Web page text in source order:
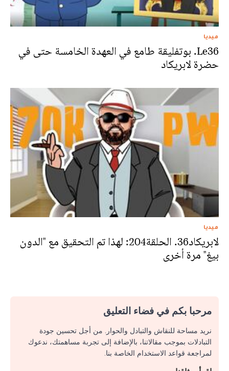
ميديا
Le36. بوتفليقة طامع في العهدة الخامسة حتى في
حضرة لابريكاد
ميديا
لابريكاد36. الحلقة204: لهذا تم التحقيق مع "الدون
بيغ" مرة أخرى
مرحبا بكم في فضاء التعليق
نريد مساحة للنقاش والتبادل والحوار. من أجل تحسين جودة
التبادلات بموجب مقالاتنا، بالإضافة إلى تجربة مساهمتك، ندعوك
لمراجعة قواعد الاستخدام الخاصة بنا.